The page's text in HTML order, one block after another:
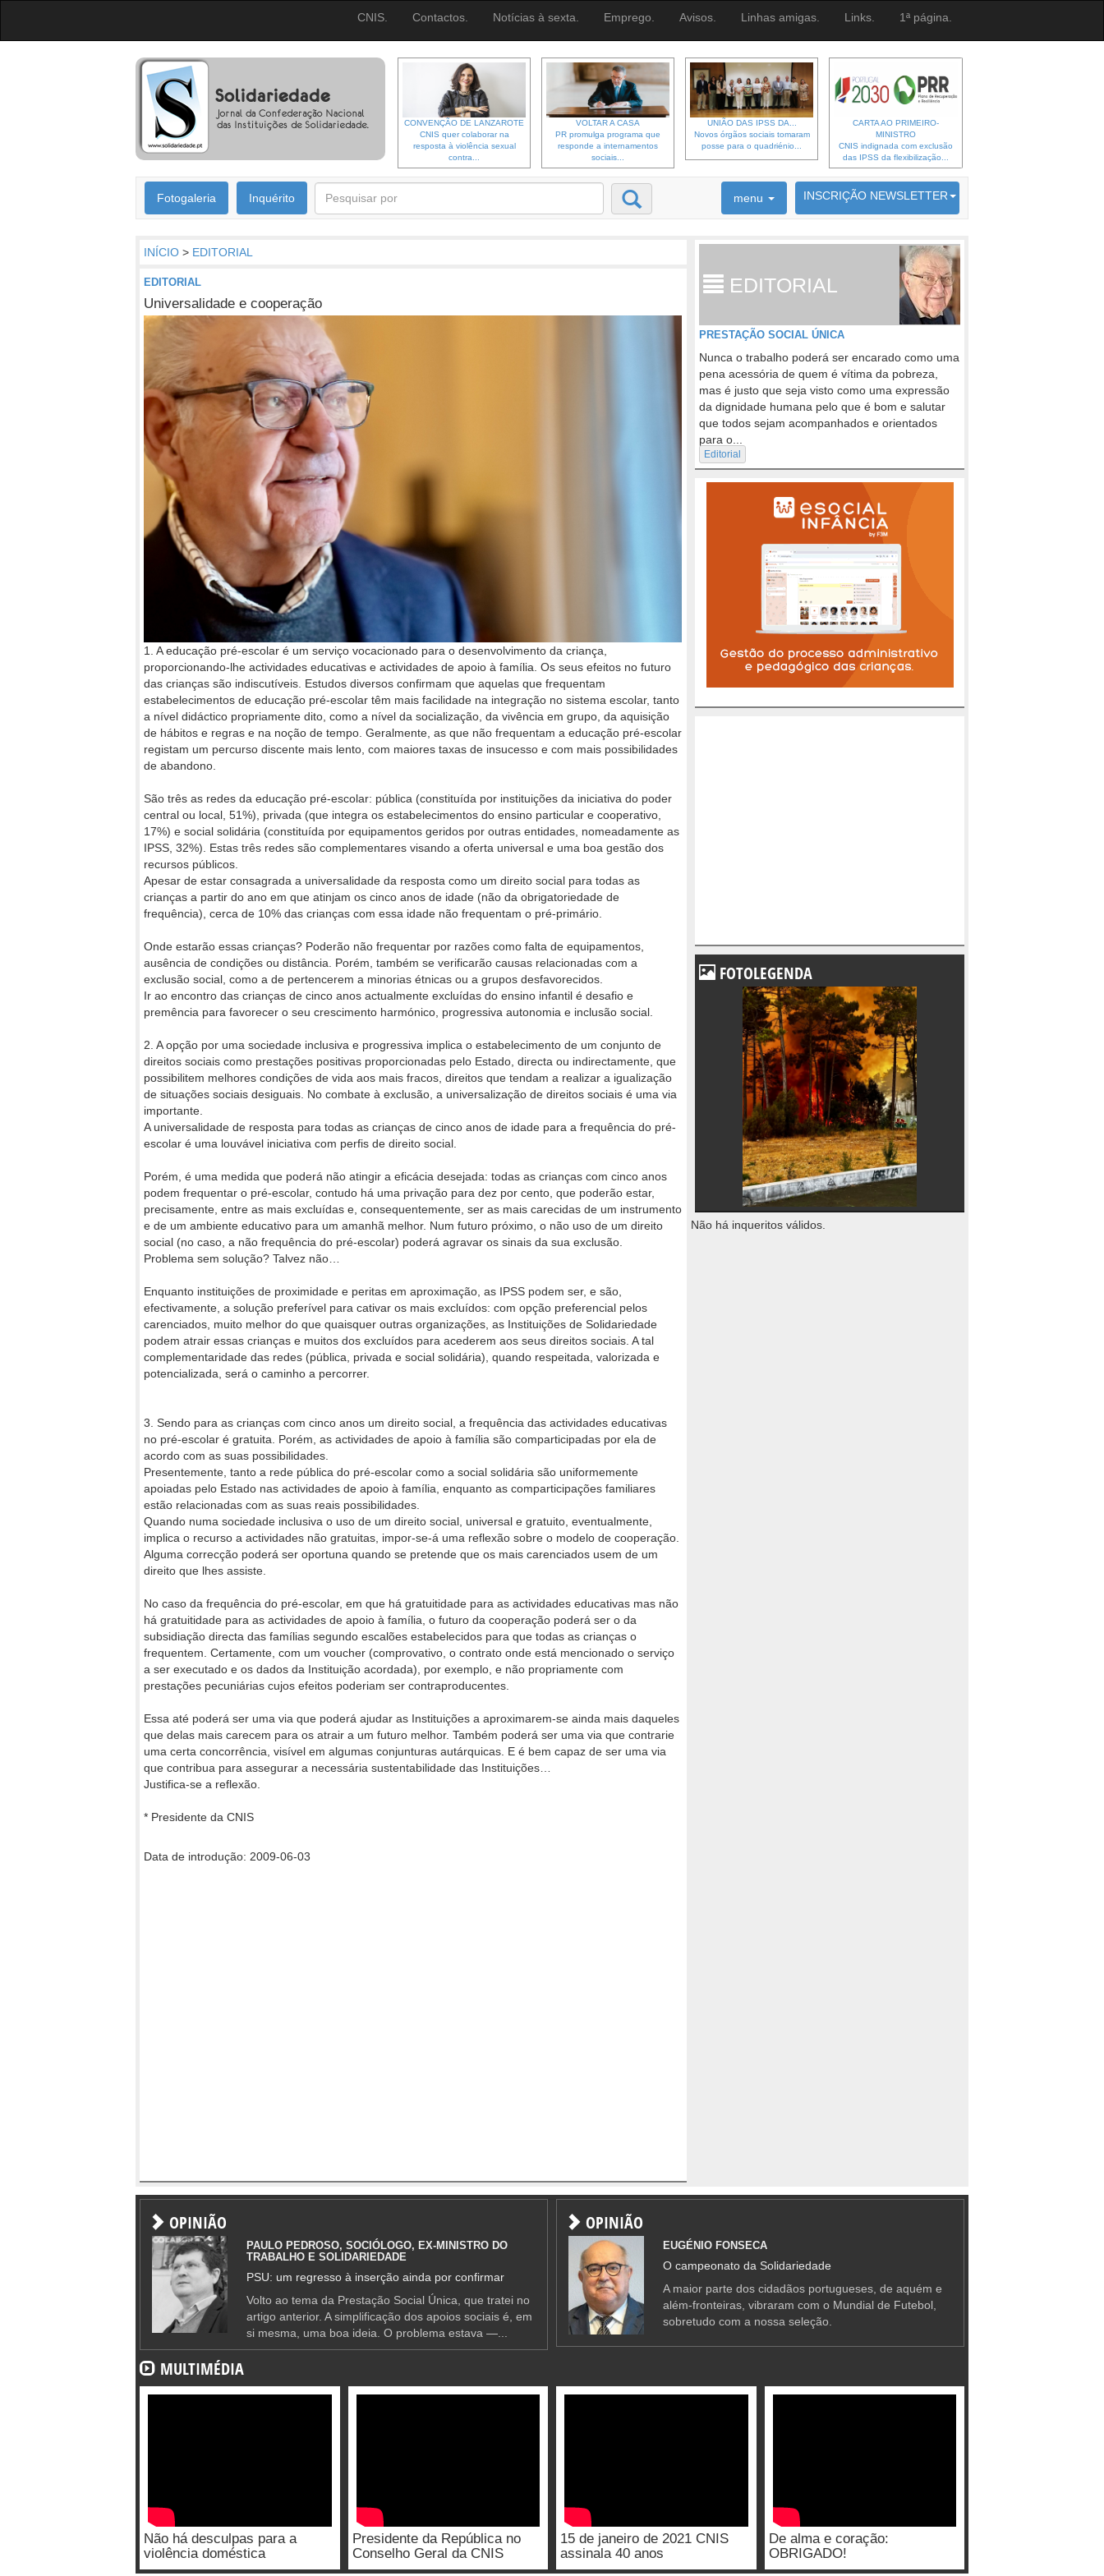
CNIS. Contactos. Notícias à sexta. Emprego. Avisos. Linhas amigas. Links. 1ª página.
CONVENÇÃO DE LANZAROTE
CNIS quer colaborar na
resposta à violência sexual
contra...
VOLTAR A CASA
PR promulga programa que
responde a internamentos
sociais...
UNIÃO DAS IPSS DA...
Novos órgãos sociais tomaram
posse para o quadriénio...
CARTA AO PRIMEIRO-
MINISTRO
CNIS indignada com exclusão
das IPSS da flexibilização...
Fotogaleria Inquérito menu INSCRIÇÃO NEWSLETTER
6692 membros inscritos
INÍCIO > EDITORIAL
EDITORIAL
Universalidade e cooperação
1. A educação pré-escolar é um serviço vocacionado para o desenvolvimento da criança,
proporcionando-lhe actividades educativas e actividades de apoio à família. Os seus efeitos no futuro
das crianças são indiscutíveis. Estudos diversos confirmam que aquelas que frequentam
estabelecimentos de educação pré-escolar têm mais facilidade na integração no sistema escolar, tanto
a nível didáctico propriamente dito, como a nível da socialização, da vivência em grupo, da aquisição
de hábitos e regras e na noção de tempo. Geralmente, as que não frequentam a educação pré-escolar
registam um percurso discente mais lento, com maiores taxas de insucesso e com mais possibilidades
de abandono.
São três as redes da educação pré-escolar: pública (constituída por instituições da iniciativa do poder
central ou local, 51%), privada (que integra os estabelecimentos do ensino particular e cooperativo,
17%) e social solidária (constituída por equipamentos geridos por outras entidades, nomeadamente as
IPSS, 32%). Estas três redes são complementares visando a oferta universal e uma boa gestão dos
recursos públicos.
Apesar de estar consagrada a universalidade da resposta como um direito social para todas as
crianças a partir do ano em que atinjam os cinco anos de idade (não da obrigatoriedade de
frequência), cerca de 10% das crianças com essa idade não frequentam o pré-primário.
Onde estarão essas crianças? Poderão não frequentar por razões como falta de equipamentos,
ausência de condições ou distância. Porém, também se verificarão causas relacionadas com a
exclusão social, como a de pertencerem a minorias étnicas ou a grupos desfavorecidos.
Ir ao encontro das crianças de cinco anos actualmente excluídas do ensino infantil é desafio e
premência para favorecer o seu crescimento harmónico, progressiva autonomia e inclusão social.
2. A opção por uma sociedade inclusiva e progressiva implica o estabelecimento de um conjunto de
direitos sociais como prestações positivas proporcionadas pelo Estado, directa ou indirectamente, que
possibilitem melhores condições de vida aos mais fracos, direitos que tendam a realizar a igualização
de situações sociais desiguais. No combate à exclusão, a universalização de direitos sociais é uma via
importante.
A universalidade de resposta para todas as crianças de cinco anos de idade para a frequência do pré-
escolar é uma louvável iniciativa com perfis de direito social.
Porém, é uma medida que poderá não atingir a eficácia desejada: todas as crianças com cinco anos
podem frequentar o pré-escolar, contudo há uma privação para dez por cento, que poderão estar,
precisamente, entre as mais excluídas e, consequentemente, ser as mais carecidas de um instrumento
e de um ambiente educativo para um amanhã melhor. Num futuro próximo, o não uso de um direito
social (no caso, a não frequência do pré-escolar) poderá agravar os sinais da sua exclusão.
Problema sem solução? Talvez não…
Enquanto instituições de proximidade e peritas em aproximação, as IPSS podem ser, e são,
efectivamente, a solução preferível para cativar os mais excluídos: com opção preferencial pelos
carenciados, muito melhor do que quaisquer outras organizações, as Instituições de Solidariedade
podem atrair essas crianças e muitos dos excluídos para acederem aos seus direitos sociais. A tal
complementaridade das redes (pública, privada e social solidária), quando respeitada, valorizada e
potencializada, será o caminho a percorrer.
3. Sendo para as crianças com cinco anos um direito social, a frequência das actividades educativas
no pré-escolar é gratuita. Porém, as actividades de apoio à família são comparticipadas por ela de
acordo com as suas possibilidades.
Presentemente, tanto a rede pública do pré-escolar como a social solidária são uniformemente
apoiadas pelo Estado nas actividades de apoio à família, enquanto as comparticipações familiares
estão relacionadas com as suas reais possibilidades.
Quando numa sociedade inclusiva o uso de um direito social, universal e gratuito, eventualmente,
implica o recurso a actividades não gratuitas, impor-se-á uma reflexão sobre o modelo de cooperação.
Alguma correcção poderá ser oportuna quando se pretende que os mais carenciados usem de um
direito que lhes assiste.
No caso da frequência do pré-escolar, em que há gratuitidade para as actividades educativas mas não
há gratuitidade para as actividades de apoio à família, o futuro da cooperação poderá ser o da
subsidiação directa das famílias segundo escalões estabelecidos para que todas as crianças o
frequentem. Certamente, com um voucher (comprovativo, o contrato onde está mencionado o serviço
a ser executado e os dados da Instituição acordada), por exemplo, e não propriamente com
prestações pecuniárias cujos efeitos poderiam ser contraproducentes.
Essa até poderá ser uma via que poderá ajudar as Instituições a aproximarem-se ainda mais daqueles
que delas mais carecem para os atrair a um futuro melhor. Também poderá ser uma via que contrarie
uma certa concorrência, visível em algumas conjunturas autárquicas. E é bem capaz de ser uma via
que contribua para assegurar a necessária sustentabilidade das Instituições…
Justifica-se a reflexão.
* Presidente da CNIS
Data de introdução: 2009-06-03
EDITORIAL
PRESTAÇÃO SOCIAL ÚNICA
Nunca o trabalho poderá ser encarado como uma
pena acessória de quem é vítima da pobreza,
mas é justo que seja visto como uma expressão
da dignidade humana pelo que é bom e salutar
que todos sejam acompanhados e orientados
para o...
Editorial
FOTOLEGENDA
Não há inqueritos válidos.
OPINIÃO
PAULO PEDROSO, SOCIÓLOGO, EX-MINISTRO DO
TRABALHO E SOLIDARIEDADE
PSU: um regresso à inserção ainda por confirmar
Volto ao tema da Prestação Social Única, que tratei no
artigo anterior. A simplificação dos apoios sociais é, em
si mesma, uma boa ideia. O problema estava —...
OPINIÃO
EUGÉNIO FONSECA
O campeonato da Solidariedade
A maior parte dos cidadãos portugueses, de aquém e
além-fronteiras, vibraram com o Mundial de Futebol,
sobretudo com a nossa seleção.
MULTIMÉDIA
Não há desculpas para a
violência doméstica
Presidente da República no
Conselho Geral da CNIS
15 de janeiro de 2021 CNIS
assinala 40 anos
De alma e coração:
OBRIGADO!